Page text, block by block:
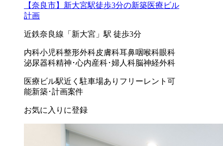
【奈良市】新大宮駅徒歩3分の新築医療ビル
計画
近鉄奈良線「新大宮」駅 徒歩3分
内科小児科整形外科皮膚科耳鼻咽喉科眼科
泌尿器科精神･心内産科･婦人科脳神経外科
医療ビル駅近く 駐車場あり フリーレント可
能新築･計画案件
お気に入りに登録